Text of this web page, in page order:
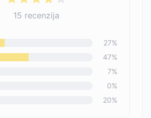
15 recenzija
27%
47%
7%
0%
20%